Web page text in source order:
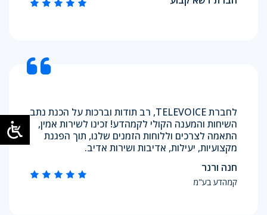
לחברת TELEVOICE, רב תודות וברכות על הכנת נתב
השיחות והמענה הקולי לקמהדע! זכינו לשירות אמין,
התאמה לצרכים וללוחות הזמנים שלנו, תוך הפגנת
מקצועיות, יעילות, אדיבות ושירות אדיב.
חנה ורנר
קמהדע בע"מ